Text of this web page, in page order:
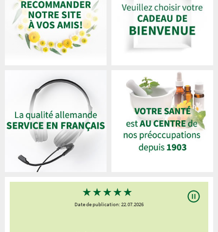
★★★★★
Date de publication: 22.07.2026